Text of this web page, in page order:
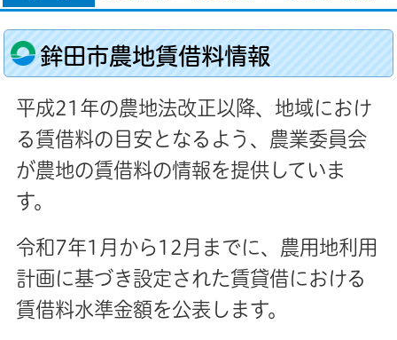
鉾田市農地賃借料情報
平成21年の農地法改正以降、地域におけ
る賃借料の目安となるよう、農業委員会
が農地の賃借料の情報を提供していま
す。
令和7年1月から12月までに、農用地利用
計画に基づき設定された賃貸借における
賃借料水準金額を公表します。